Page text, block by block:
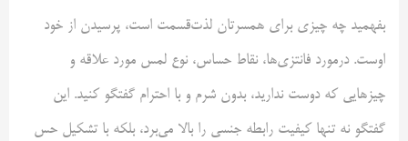
بفهمید چه چیزی برای همسرتان لذت‌قسمت است، پرسیدن از خود
اوست. درمورد فانتزی‌ها، نقاط حساس، نوع لمس مورد علاقه و
چیزهایی که دوست ندارید، بدون شرم و با احترام گفتگو کنید. این
گفتگو نه تنها کیفیت رابطه جنسی را بالا می‌برد، بلکه با تشکیل حس